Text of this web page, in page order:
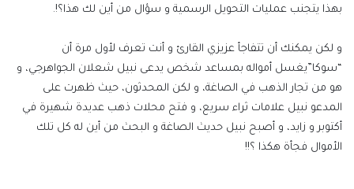
بهذا يتجنب عمليات التحويل الرسمية و سؤال من أين لك هذا؟!.
و لكن يمكنك أن تتفاجأ عزيزي القارئ و أنت تعرف لأول مرة أن
“سوكا”يغسل أمواله بمساعد شخص يدعى نبيل شعلان الجواهرجي، و
هو من تجار الذهب في الصاغة، و لكن المحدثون، حيث ظهرت على
المدعو نبيل علامات ثراء سريع، و فتح محلات ذهب عديدة شهيرة في
أكتوبر و زايد، و أصبح نبيل حديث الصاغة و البحث من أين له كل تلك
الأموال فجأة هكذا ؟!!